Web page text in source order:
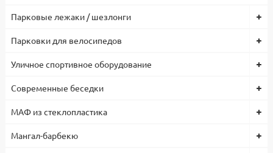
Парковые лежаки / шезлонги
Парковки для велосипедов
Уличное спортивное оборудование
Современные беседки
МАФ из стеклопластика
Мангал-барбекю